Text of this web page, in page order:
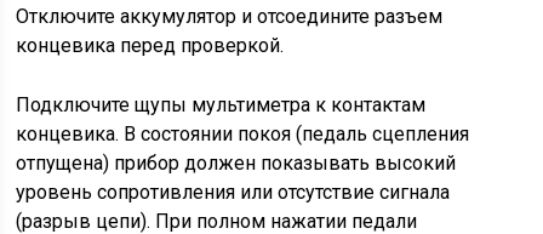
Отключите аккумулятор и отсоедините разъем
концевика перед проверкой.
Подключите щупы мультиметра к контактам
концевика. В состоянии покоя (педаль сцепления
отпущена) прибор должен показывать высокий
уровень сопротивления или отсутствие сигнала
(разрыв цепи). При полном нажатии педали